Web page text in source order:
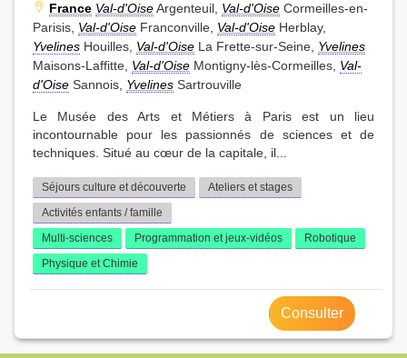
France Val-d'OiseArgenteuil, Val-d'Oise Cormeilles-en-
Parisis, Val-d'Oise Franconville, Val-d'Oise Herblay,
Yvelines Houilles, Val-d'Oise La Frette-sur-Seine, Yvelines
Maisons-Laffitte, Val-d'Oise Montigny-lès-Cormeilles, Val-
d'Oise Sannois, Yvelines Sartrouville
Le Musée des Arts et Métiers à Paris est un lieu
incontournable pour les passionnés de sciences et de
techniques. Situé au cœur de la capitale, il...
Séjours culture et découverte
Ateliers et stages
Activités enfants / famille
Multi-sciences
Programmation et jeux-vidéos
Robotique
Physique et Chimie
Consulter